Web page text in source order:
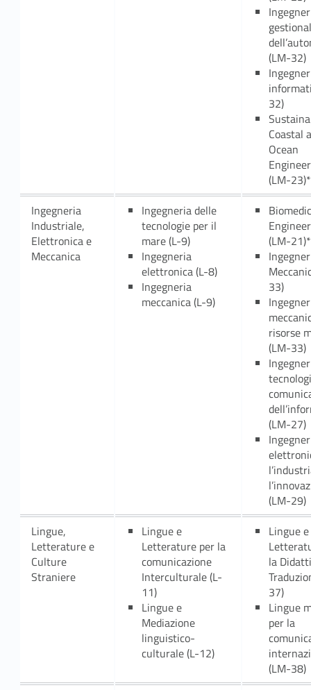
(LM-32)
32)
Coastal
Ocean
(LM-23)*
Ingegneria
Industriale,
Elettronica e
Meccanica
Ingegneria delle
tecnologie per il
mare (L-9)
Ingegneria
elettronica (L-8)
Ingegneria
meccanica (L-9)
(LM-21)*
33)
risorse
(LM-33)
(LM-27)
(LM-29)
Lingue,
Letterature e
Culture
Straniere
Lingue e
Letterature per la
comunicazione
Interculturale (L-
11)
Lingue e
Mediazione
linguistico-
culturale (L-12)
Lingue e
la
37)
Lingue
per la
(LM-38)